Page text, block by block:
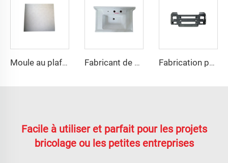
Moule au plafond SMC professionnel carré Fabricant de moules pour lavabos en FRP Fabrication professionnelle de moules en SMC pour ailes arrière
Facile à utiliser et parfait pour les projets
bricolage ou les petites entreprises